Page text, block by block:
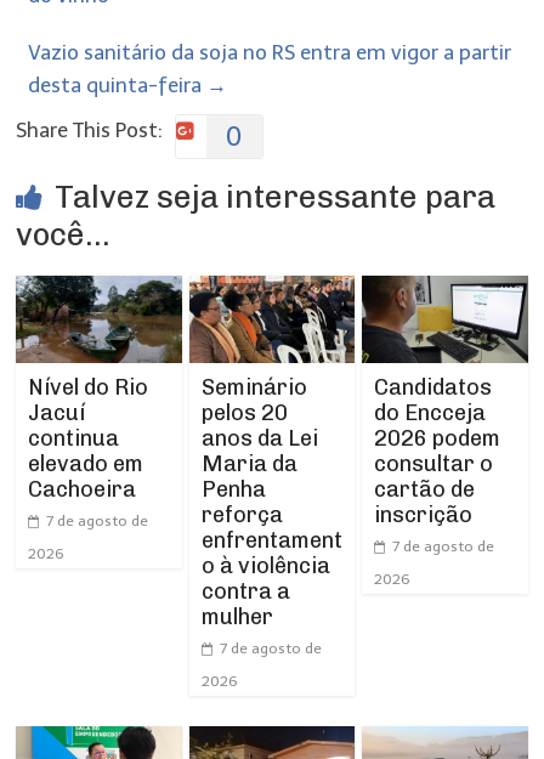
Vazio sanitário da soja no RS entra em vigor a partir
desta quinta-feira →
Share This Post:
0
Talvez seja interessante para
você...
Nível do Rio
Jacuí
continua
elevado em
Cachoeira
7 de agosto de
2026
Seminário
pelos 20
anos da Lei
Maria da
Penha
reforça
enfrentament
o à violência
contra a
mulher
7 de agosto de
2026
Candidatos
do Encceja
2026 podem
consultar o
cartão de
inscrição
7 de agosto de
2026